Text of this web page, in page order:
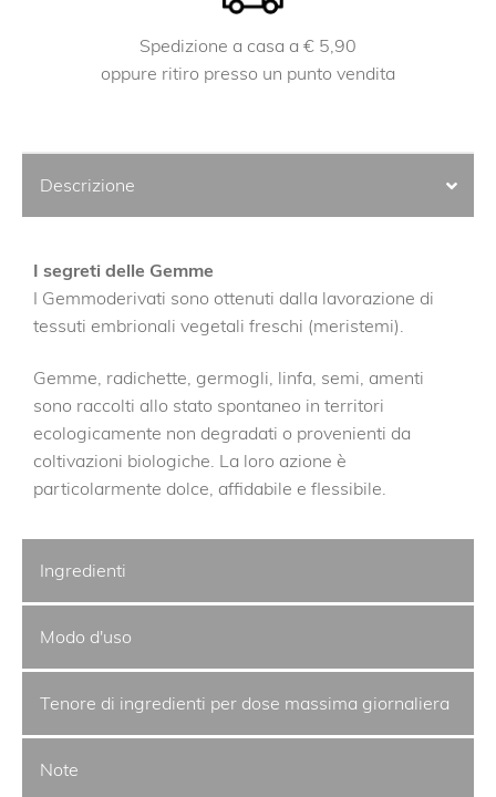
Spedizione a casa a € 5,90
oppure ritiro presso un punto vendita
Descrizione
I segreti delle Gemme
I Gemmoderivati sono ottenuti dalla lavorazione di
tessuti embrionali vegetali freschi (meristemi).
Gemme, radichette, germogli, linfa, semi, amenti
sono raccolti allo stato spontaneo in territori
ecologicamente non degradati o provenienti da
coltivazioni biologiche. La loro azione è
particolarmente dolce, affidabile e flessibile.
Ingredienti
Modo d'uso
Tenore di ingredienti per dose massima giornaliera
Note